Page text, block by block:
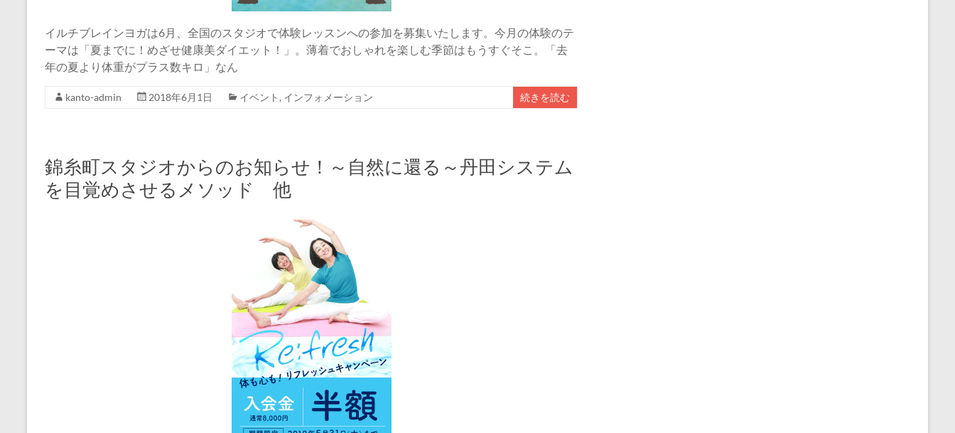
イルチブレインヨガは6月、全国のスタジオで体験レッスンへの参加を募集いたします。今月の体験のテ
ーマは「夏までに！めざせ健康美ダイエット！」。薄着でおしゃれを楽しむ季節はもうすぐそこ。「去
年の夏より体重がプラス数キロ」なん
kanto-admin 2018年6月1日 イベント , インフォメーション 続きを読む
錦糸町スタジオからのお知らせ！～自然に還る～丹田システム
を目覚めさせるメソッド 他